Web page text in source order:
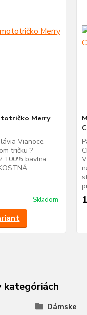
Merry
Vianoce.
tričku ?
100% bavlna
Skladom
kategóriách
Dámske